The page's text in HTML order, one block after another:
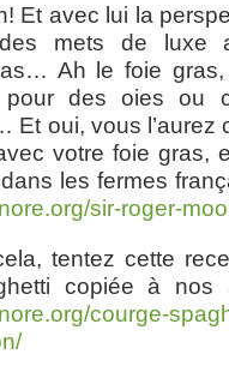
Et avec lui la
mets de luxe
Ah le foie
des oies ou
oui, vous l’aurez
votre foie gras,
les fermes
sir-roger-
tentez cette
copiée à nos
courge-